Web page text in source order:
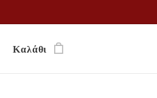
Καλάθι